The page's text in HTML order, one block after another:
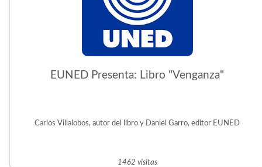
EUNED Presenta: Libro "Venganza"
Carlos Villalobos, autor del libro y Daniel Garro, editor EUNED
1462 visitas